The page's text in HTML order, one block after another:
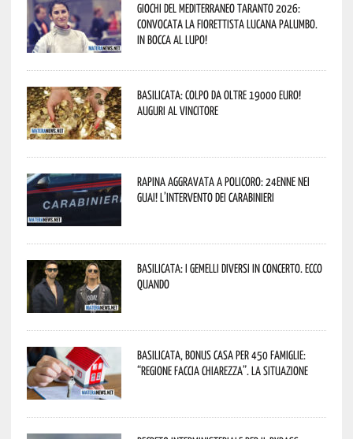
Giochi del Mediterraneo Taranto 2026:
convocata la fiorettista lucana Palumbo.
In bocca al lupo!
Basilicata: colpo da oltre 19000 Euro!
Auguri al vincitore
Rapina aggravata a Policoro: 24enne nei
guai! L’intervento dei Carabinieri
Basilicata: i Gemelli DiVersi in concerto. Ecco
quando
Basilicata, Bonus casa per 450 famiglie:
“Regione faccia chiarezza”. La situazione